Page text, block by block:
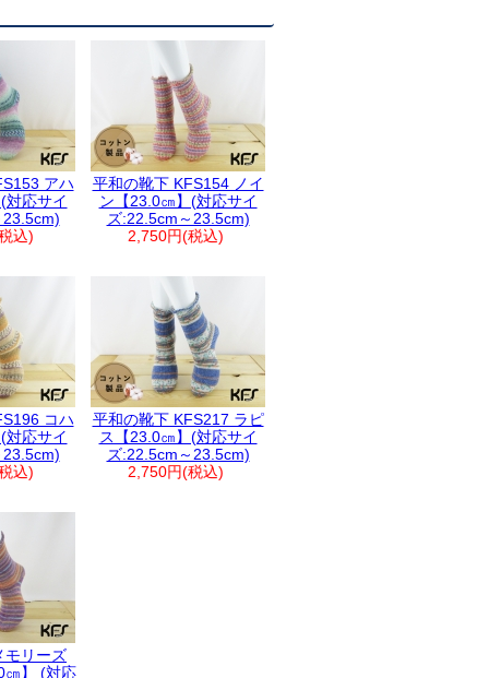
アハ
対応サイ
23.5cm)
込)
平和の靴下 KFS154 ノイ
ン【23.0㎝】(対応サイ
ズ:22.5cm～23.5cm)
2,750円(税込)
コハ
対応サイ
23.5cm)
込)
平和の靴下 KFS217 ラピ
ス【23.0㎝】(対応サイ
ズ:22.5cm～23.5cm)
2,750円(税込)
モリーズ
㎝】 (対応